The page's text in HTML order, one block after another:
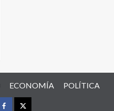
ECONOMÍA POLÍTICA